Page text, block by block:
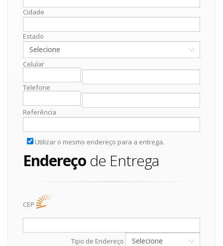
Cidade
Estado
Celular
Telefone
Referência
Utilizar o mesmo endereço para a entrega.
Endereço de Entrega
CEP
Tipo de Endereço